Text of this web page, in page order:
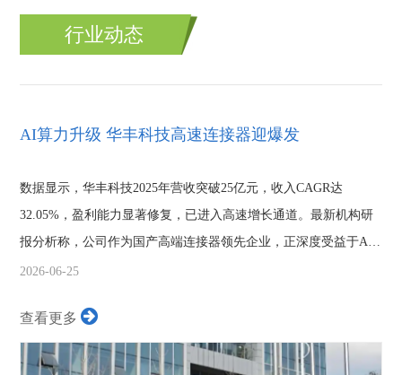
行业动态
AI算力升级 华丰科技高速连接器迎爆发
数据显示，华丰科技2025年营收突破25亿元，收入CAGR达
32.05%，盈利能力显著修复，已进入高速增长通道。最新机构研
报分析称，公司作为国产高端连接器领先企业，正深度受益于AI
算力基础设施从传统...
2026-06-25
查看更多